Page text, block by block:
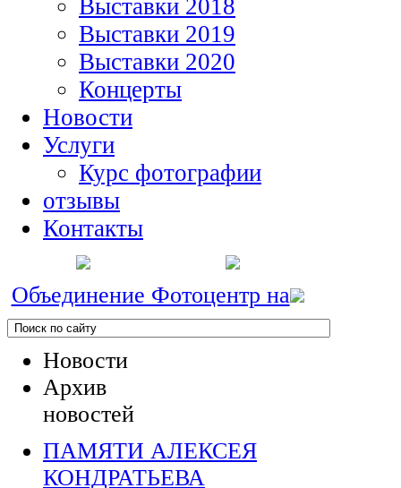
Выставки 2018
Выставки 2019
Выставки 2020
Концерты
Новости
Услуги
Курс фотографии
отзывы
Контакты
Объединение Фотоцентр на
Новости
Архив
новостей
ПАМЯТИ АЛЕКСЕЯ
КОНДРАТЬЕВА